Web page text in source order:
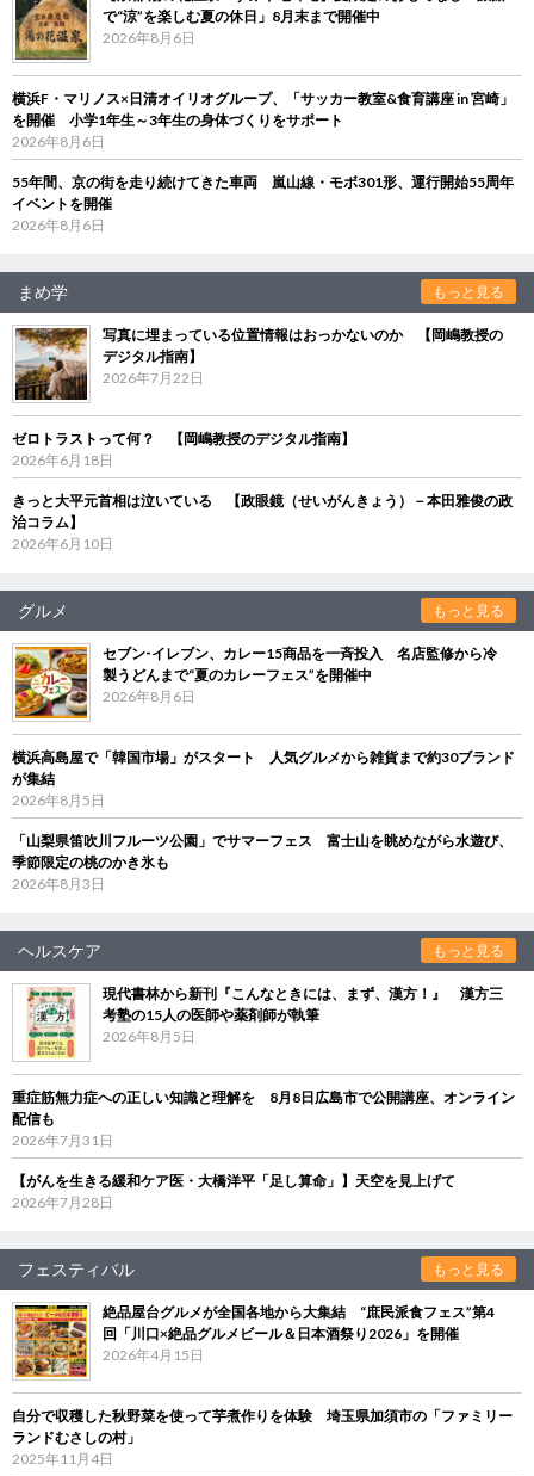
で“涼”を楽しむ夏の休日」8月末まで開催中
2026年8月6日
横浜F・マリノス×日清オイリオグループ、「サッカー教室&食育講座 in 宮崎」
を開催 小学1年生～3年生の身体づくりをサポート
2026年8月6日
55年間、京の街を走り続けてきた車両 嵐山線・モボ301形、運行開始55周年
イベントを開催
2026年8月6日
まめ学 もっと見る
写真に埋まっている位置情報はおっかないのか 【岡嶋教授の
デジタル指南】
2026年7月22日
ゼロトラストって何？ 【岡嶋教授のデジタル指南】
2026年6月18日
きっと大平元首相は泣いている 【政眼鏡（せいがんきょう）－本田雅俊の政
治コラム】
2026年6月10日
グルメ もっと見る
セブン‐イレブン、カレー15商品を一斉投入 名店監修から冷
製うどんまで“夏のカレーフェス”を開催中
2026年8月6日
横浜高島屋で「韓国市場」がスタート 人気グルメから雑貨まで約30ブランド
が集結
2026年8月5日
「山梨県笛吹川フルーツ公園」でサマーフェス 富士山を眺めながら水遊び、
季節限定の桃のかき氷も
2026年8月3日
ヘルスケア もっと見る
現代書林から新刊『こんなときには、まず、漢方！』 漢方三
考塾の15人の医師や薬剤師が執筆
2026年8月5日
重症筋無力症への正しい知識と理解を 8月8日広島市で公開講座、オンライン
配信も
2026年7月31日
【がんを生きる緩和ケア医・大橋洋平「足し算命」】天空を見上げて
2026年7月28日
フェスティバル もっと見る
絶品屋台グルメが全国各地から大集結 “庶民派食フェス”第4
回「川口×絶品グルメビール＆日本酒祭り2026」を開催
2026年4月15日
自分で収穫した秋野菜を使って芋煮作りを体験 埼玉県加須市の「ファミリー
ランドむさしの村」
2025年11月4日